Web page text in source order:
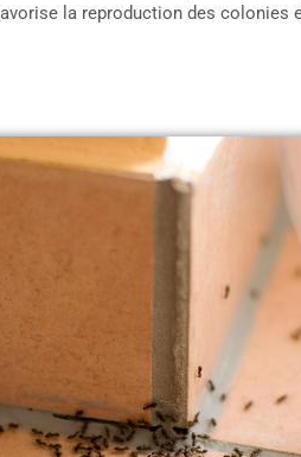
la reproduction des colonies